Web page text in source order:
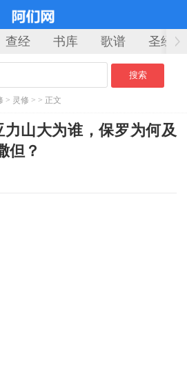
查经 书库 歌谱 圣经
> 灵修 > > 正文
力山大为谁，保罗为何及
但？